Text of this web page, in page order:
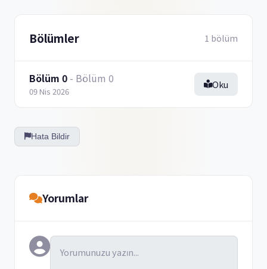
Bölümler 1 bölüm
Bölüm 0 - Bölüm 0
09 Nis 2026
Oku
Hata Bildir
Yorumlar